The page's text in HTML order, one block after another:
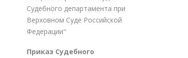
Судебного департамента при
Верховном Суде Российской
Федерации"
Приказ Судебного